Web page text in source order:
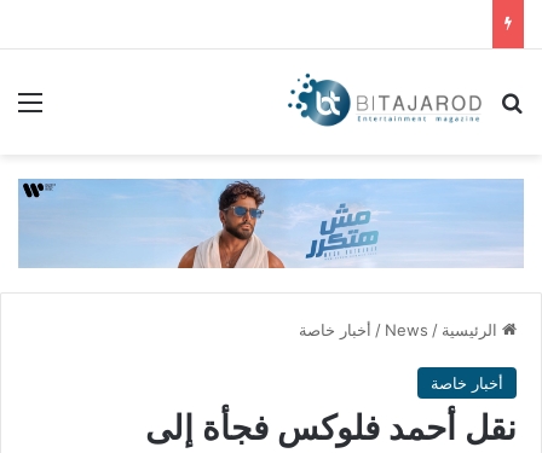
بحث عن
الرئيسية /
News
/ أخبار خاصة
أخبار خاصة
نقل أحمد فلوكس فجأة إلى